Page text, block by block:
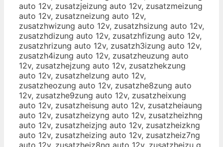
auto 12v, zusatzjeizung auto 12v, zusatzmeizung
auto 12v, zusatzneizung auto 12v,
zusatzhwizung auto 12v, zusatzhsizung auto 12v,
zusatzhdizung auto 12v, zusatzhfizung auto 12v,
zusatzhrizung auto 12v, zusatzh3izung auto 12v,
zusatzh4izung auto 12v, zusatzheuzung auto
12v, zusatzhejzung auto 12v, zusatzhekzung
auto 12v, zusatzhelzung auto 12v,
zusatzheozung auto 12v, zusatzhe8zung auto
12v, zusatzhe9zung auto 12v, zusatzheixung
auto 12v, zusatzheisung auto 12v, zusatzheiaung
auto 12v, zusatzheizyng auto 12v, zusatzheizhng
auto 12v, zusatzheizjng auto 12v, zusatzheizkng
auto 12v, zusatzheizing auto 12v, zusatzheiz7ng
auto 12v, zusatzheiz8ng auto 12v, zusatzheizu g